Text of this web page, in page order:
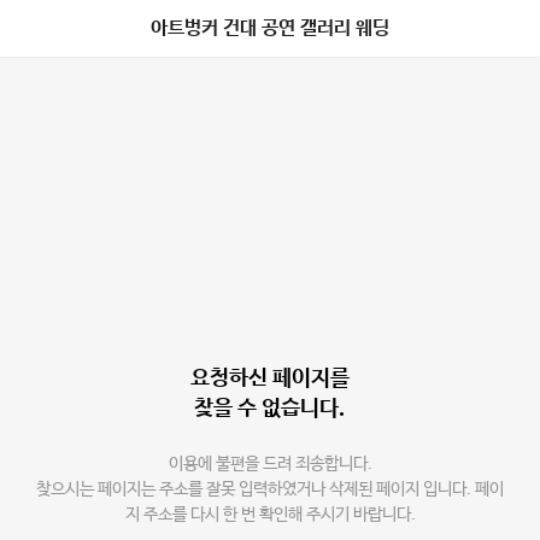
아트벙커 건대 공연 갤러리 웨딩
요청하신 페이지를
찾을 수 없습니다.
이용에 불편을 드려 죄송합니다.
찾으시는 페이지는 주소를 잘못 입력하였거나 삭제된 페이지 입니다. 페이
지 주소를 다시 한 번 확인해 주시기 바랍니다.